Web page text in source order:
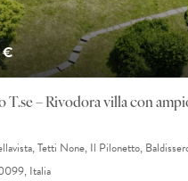
€
T.se – Rivodora villa con
Tetti None, Il Pilonetto,
Italia